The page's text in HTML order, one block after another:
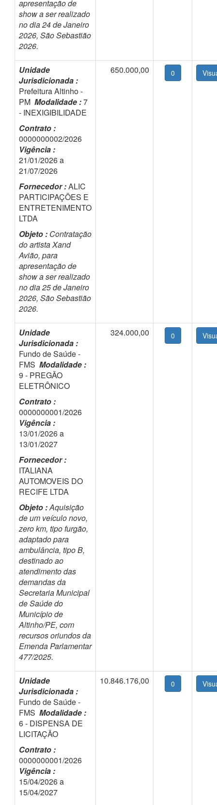
apresentação de
show a ser realizado
no dia 24 de Janeiro
2026, São Sebastião
2026.
Unidade
Jurisdicionada :
Prefeitura Altinho -
PM Modalidade :7
- INEXIGIBILIDADE
Contrato :
0000000002/2026
Vigência :
21/01/2026 a
21/07/2026
Fornecedor :ALIC
PARTICIPAÇÕES E
ENTRETENIMENTO
LTDA
Objeto : Contratação
do artista Xand
Avião, para
apresentação de
show a ser realizado
no dia 25 de Janeiro
2026, São Sebastião
2026.
650.000,00 0
Unidade
Jurisdicionada :
Fundo de Saúde -
FMS Modalidade :
9 - PREGÃO
ELETRÔNICO
Contrato :
0000000001/2026
Vigência :
13/01/2026 a
13/01/2027
Fornecedor :
ITALIANA
AUTOMOVEIS DO
RECIFE LTDA
Objeto :Aquisição
de um veículo novo,
zero km, tipo furgão,
adaptado para
ambulância, tipo B,
destinado ao
atendimento das
demandas da
Secretaria Municipal
de Saúde do
Município de
Altinho/PE, com
recursos oriundos da
Emenda Parlamentar
477/2025.
324.000,00 0
Unidade
Jurisdicionada :
Fundo de Saúde -
FMS Modalidade :
6 - DISPENSA DE
LICITAÇÃO
Contrato :
0000000001/2026
Vigência :
15/04/2026 a
15/04/2027
10.846.176,00 0